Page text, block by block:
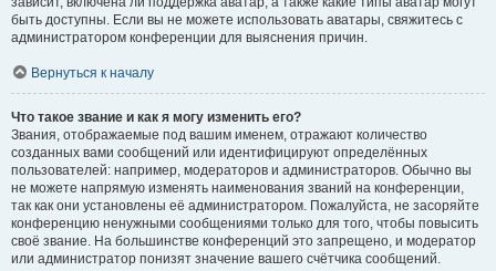
быть доступны. Если вы не можете использовать аватары, свяжитесь с
администратором конференции для выяснения причин.
Вернуться к началу
Что такое звание и как я могу изменить его?
Звания, отображаемые под вашим именем, отражают количество
созданных вами сообщений или идентифицируют определённых
пользователей: например, модераторов и администраторов. Обычно вы
не можете напрямую изменять наименования званий на конференции,
так как они установлены её администратором. Пожалуйста, не засоряйте
конференцию ненужными сообщениями только для того, чтобы повысить
своё звание. На большинстве конференций это запрещено, и модератор
или администратор понизят значение вашего счётчика сообщений.